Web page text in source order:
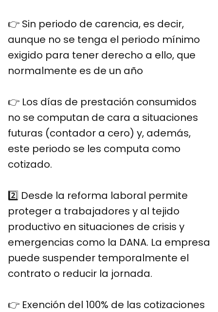
👉 Sin periodo de carencia, es decir,
aunque no se tenga el periodo mínimo
exigido para tener derecho a ello, que
normalmente es de un año
👉 Los días de prestación consumidos
no se computan de cara a situaciones
futuras (contador a cero) y, además,
este periodo se les computa como
cotizado.
2️⃣ Desde la reforma laboral permite
proteger a trabajadores y al tejido
productivo en situaciones de crisis y
emergencias como la DANA. La empresa
puede suspender temporalmente el
contrato o reducir la jornada.
👉 Exención del 100% de las cotizaciones